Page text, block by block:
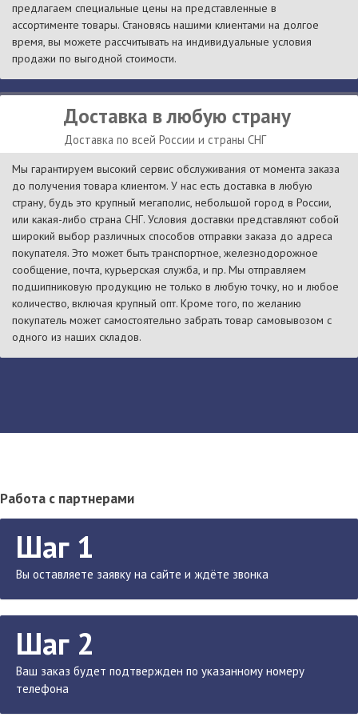
предлагаем специальные цены на представленные в
ассортименте товары. Становясь нашими клиентами на долгое
время, вы можете рассчитывать на индивидуальные условия
продажи по выгодной стоимости.
Доставка в любую страну
Доставка по всей России и страны СНГ
Мы гарантируем высокий сервис обслуживания от момента заказа
до получения товара клиентом. У нас есть доставка в любую
страну, будь это крупный мегаполис, небольшой город в России,
или какая-либо страна СНГ. Условия доставки представляют собой
широкий выбор различных способов отправки заказа до адреса
покупателя. Это может быть транспортное, железнодорожное
сообщение, почта, курьерская служба, и пр. Мы отправляем
подшипниковую продукцию не только в любую точку, но и любое
количество, включая крупный опт. Кроме того, по желанию
покупатель может самостоятельно забрать товар самовывозом с
одного из наших складов.
Работа с партнерами
Шаг 1
Вы оставляете заявку на сайте и ждёте звонка
Шаг 2
Ваш заказ будет подтвержден по указанному номеру
телефона